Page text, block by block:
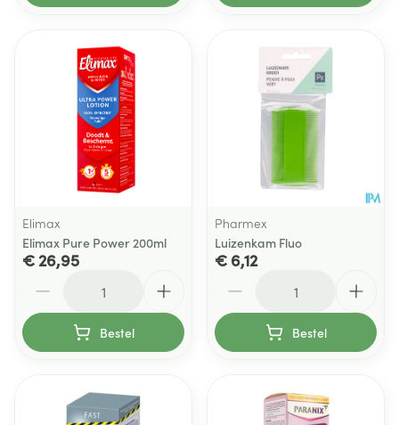
Elimax
Elimax Pure Power 200ml
€ 26,95
Bestel
Pharmex
Luizenkam Fluo
€ 6,12
Bestel